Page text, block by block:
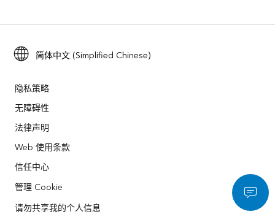
ArcGIS Online
开发者技术
ArcGIS Location Platform
ArcGIS Architecture Center
用户研究和测试
Esri 年轻专家关系网
活动
培训
ArcUser
ArcNews
ArcWatch
Esri Press
Esri 视频
招贤纳士
合作伙伴
业务行为准则
环境与可持续发展倡议
网站地图
ArcGIS for Student Use
灾难响应
教育
非营利机构
种族平等
简体中文 (Simplified Chinese)
隐私策略
无障碍性
法律声明
Web 使用条款
信任中心
管理 Cookie
请勿共享我的个人信息